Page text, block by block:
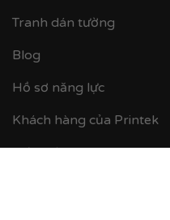
Cận cảnh khung
Tranh dán tường
Blog
Hồ sơ năng lực
Khách hàng của Printek
Giới thiệu